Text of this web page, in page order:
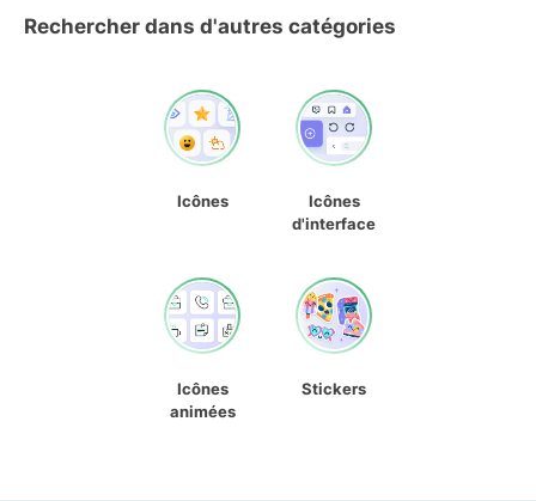
Rechercher dans d'autres catégories
Icônes
Icônes
d'interface
Icônes
animées
Stickers